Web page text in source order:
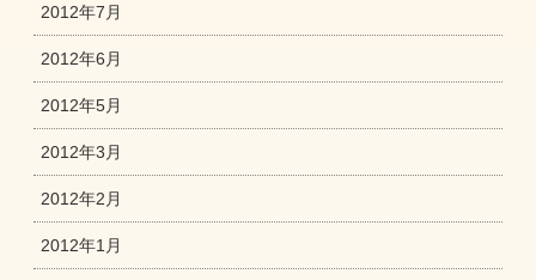
2012年7月
2012年6月
2012年5月
2012年3月
2012年2月
2012年1月